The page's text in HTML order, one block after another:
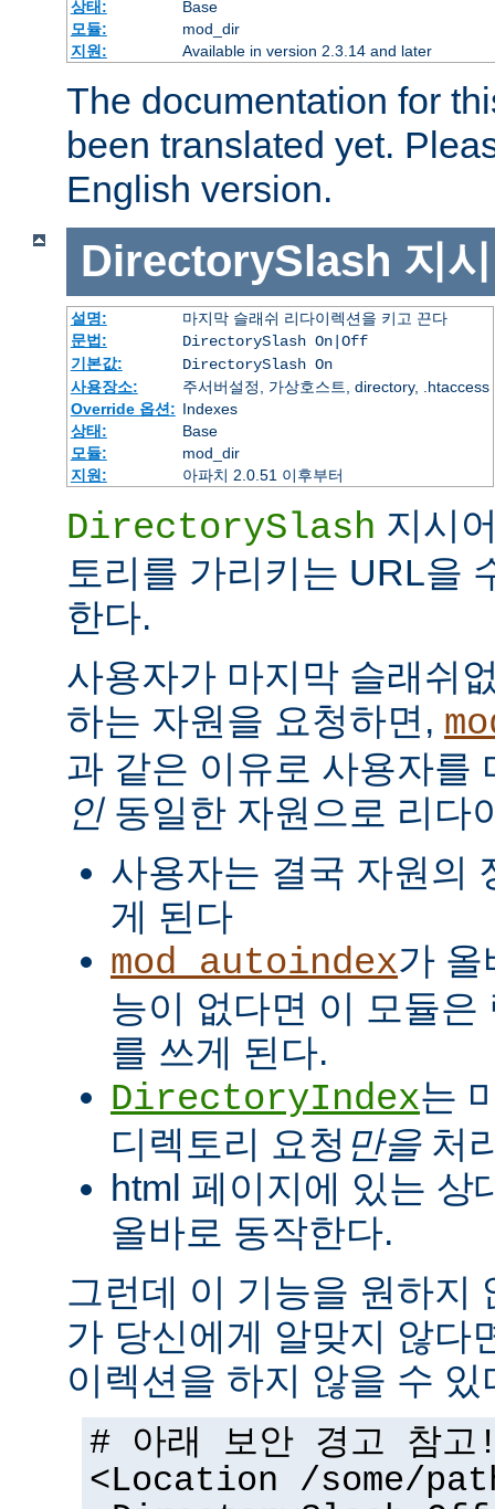
상태:
Base
모듈:
mod_dir
지원:
Available in version 2.3.14 and later
The documentation for
been translated yet.
English version.
DirectorySlash 지
설명:
마지막 슬래쉬 리다이렉션을 키고 끈다
문법:
DirectorySlash On|Off
기본값:
DirectorySlash On
사용장소:
주서버설정, 가상호스트, directory, .htaccess
Override 옵션: Indexes
상태:
Base
모듈:
mod_dir
지원:
아파치 2.0.51 이후부터
DirectorySlash 지시
토리를 가리키는 URL을
한다.
사용자가 마지막 슬래쉬
하는 자원을 요청하면,
과 같은 이유로 사용자를
인동일한 자원으로 리다
사용자는 결국 자원의
게 된다
mod_autoindex가 올
능이 없다면 이 모듈은
를 쓰게 된다.
DirectoryIndex는
디렉토리 요청 만을처
html 페이지에 있는 상
올바로 동작한다.
그런데 이 기능을 원하지
가 당신에게 알맞지 않다
이렉션을 하지 않을 수 있
# 아래 보안 경고 참고
<Location /some/